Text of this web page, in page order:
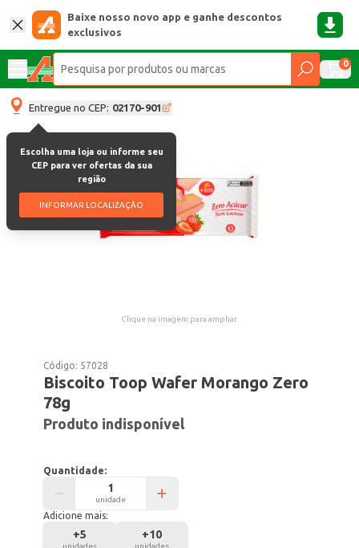
Baixe nosso novo app e ganhe descontos
exclusivos
0
Entregue no CEP: 02170-901
Escolha uma loja ou informe seu
CEP para ver ofertas da sua
região
INFORMAR LOCALIZAÇÃO
Clique na imagem para ampliar.
Código: 57028
Biscoito Toop Wafer Morango Zero
78g
Produto indisponível
Quantidade:
unidade
Adicione mais:
+5
unidades
+10
unidades